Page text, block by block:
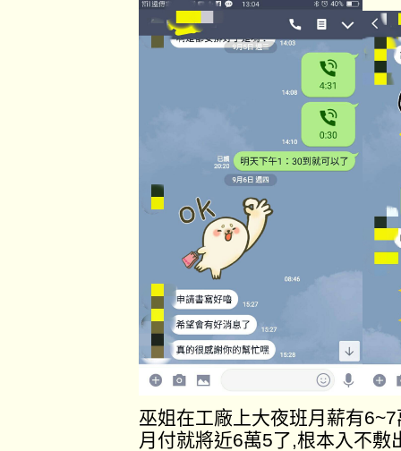
巫姐在工廠上大夜班月薪有
月付就將近6萬5了,根本入不